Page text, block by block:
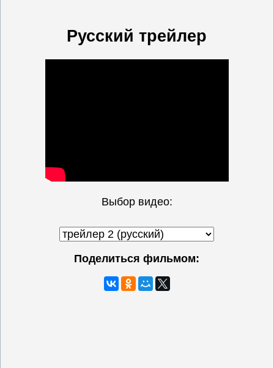
Русский трейлер
Выбор видео:
Поделиться фильмом: